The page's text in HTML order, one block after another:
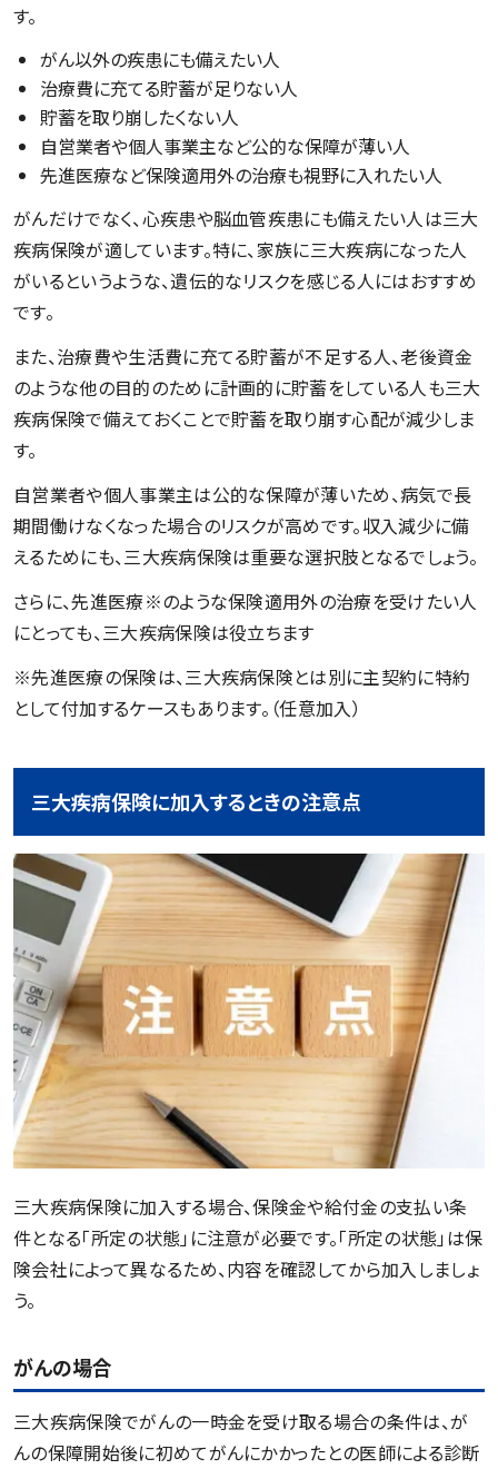
す。
がん以外の疾患にも備えたい人
治療費に充てる貯蓄が足りない人
貯蓄を取り崩したくない人
自営業者や個人事業主など公的な保障が薄い人
先進医療など保険適用外の治療も視野に入れたい人
がんだけでなく、心疾患や脳血管疾患にも備えたい人は三大
疾病保険が適しています。特に、家族に三大疾病になった人
がいるというような、遺伝的なリスクを感じる人にはおすすめ
です。
また、治療費や生活費に充てる貯蓄が不足する人、老後資金
のような他の目的のために計画的に貯蓄をしている人も三大
疾病保険で備えておくことで貯蓄を取り崩す心配が減少しま
す。
自営業者や個人事業主は公的な保障が薄いため、病気で長
期間働けなくなった場合のリスクが高めです。収入減少に備
えるためにも、三大疾病保険は重要な選択肢となるでしょう。
さらに、先進医療※のような保険適用外の治療を受けたい人
にとっても、三大疾病保険は役立ちます
※先進医療の保険は、三大疾病保険とは別に主契約に特約
として付加するケースもあります。（任意加入）
三大疾病保険に加入するときの注意点
三大疾病保険に加入する場合、保険金や給付金の支払い条
件となる「所定の状態」に注意が必要です。「所定の状態」は保
険会社によって異なるため、内容を確認してから加入しましょ
う。
がんの場合
三大疾病保険でがんの一時金を受け取る場合の条件は、が
んの保障開始後に初めてがんにかかったとの医師による診断